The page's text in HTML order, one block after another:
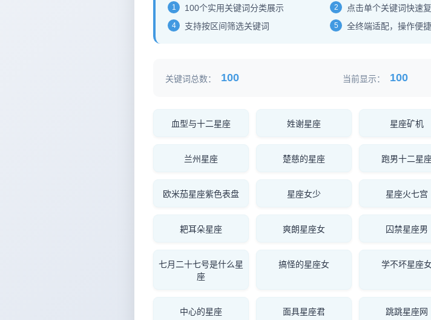
1 100个实用关键词分类展示 2 点击单个关键词快速
4 支持按区间筛选关键词 5 全终端适配，操作便捷
关键词总数： 100 当前显示： 100
血型与十二星座 姓谢星座 星座矿机
兰州星座 楚慈的星座 跑男十二星
欧米茄星座紫色表盘 星座女少 星座火七宫
耙耳朵星座 爽朗星座女 囚禁星座男
七月二十七号是什么星
座
搞怪的星座女 学不坏星座
中心的星座 面具星座君 跳跳星座网